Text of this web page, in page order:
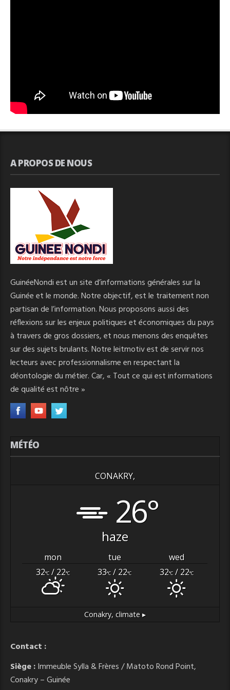
A PROPOS DE NOUS
GuinéeNondi est un site d’informations générales sur la
Guinée et le monde. Notre objectif, est le traitement non
partisan de l’information. Nous proposons aussi des
réflexions sur les enjeux politiques et économiques du pays
à travers de gros dossiers, et nous menons des enquêtes
sur des sujets brulants. Notre leitmotiv est de servir nos
lecteurs avec professionnalisme en respectant la
déontologie du métier. Car, « Tout ce qui est informations
de qualité est nôtre »
MÉTÉO
CONAKRY,
26°
haze
mon tue
wed
32°C / 22°C 33°C / 22°C 32°C/ 22°C
Conakry, climate ▸
Contact :
Siège :Immeuble Sylla & Frères / Matoto Rond Point,
Conakry – Guinée